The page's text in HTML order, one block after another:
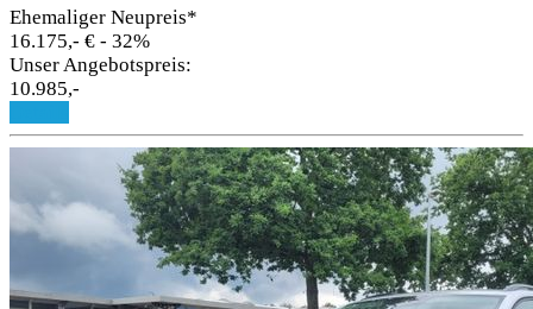
Ehemaliger Neupreis*
16.175,- € - 32%
Unser Angebotspreis:
10.985,-